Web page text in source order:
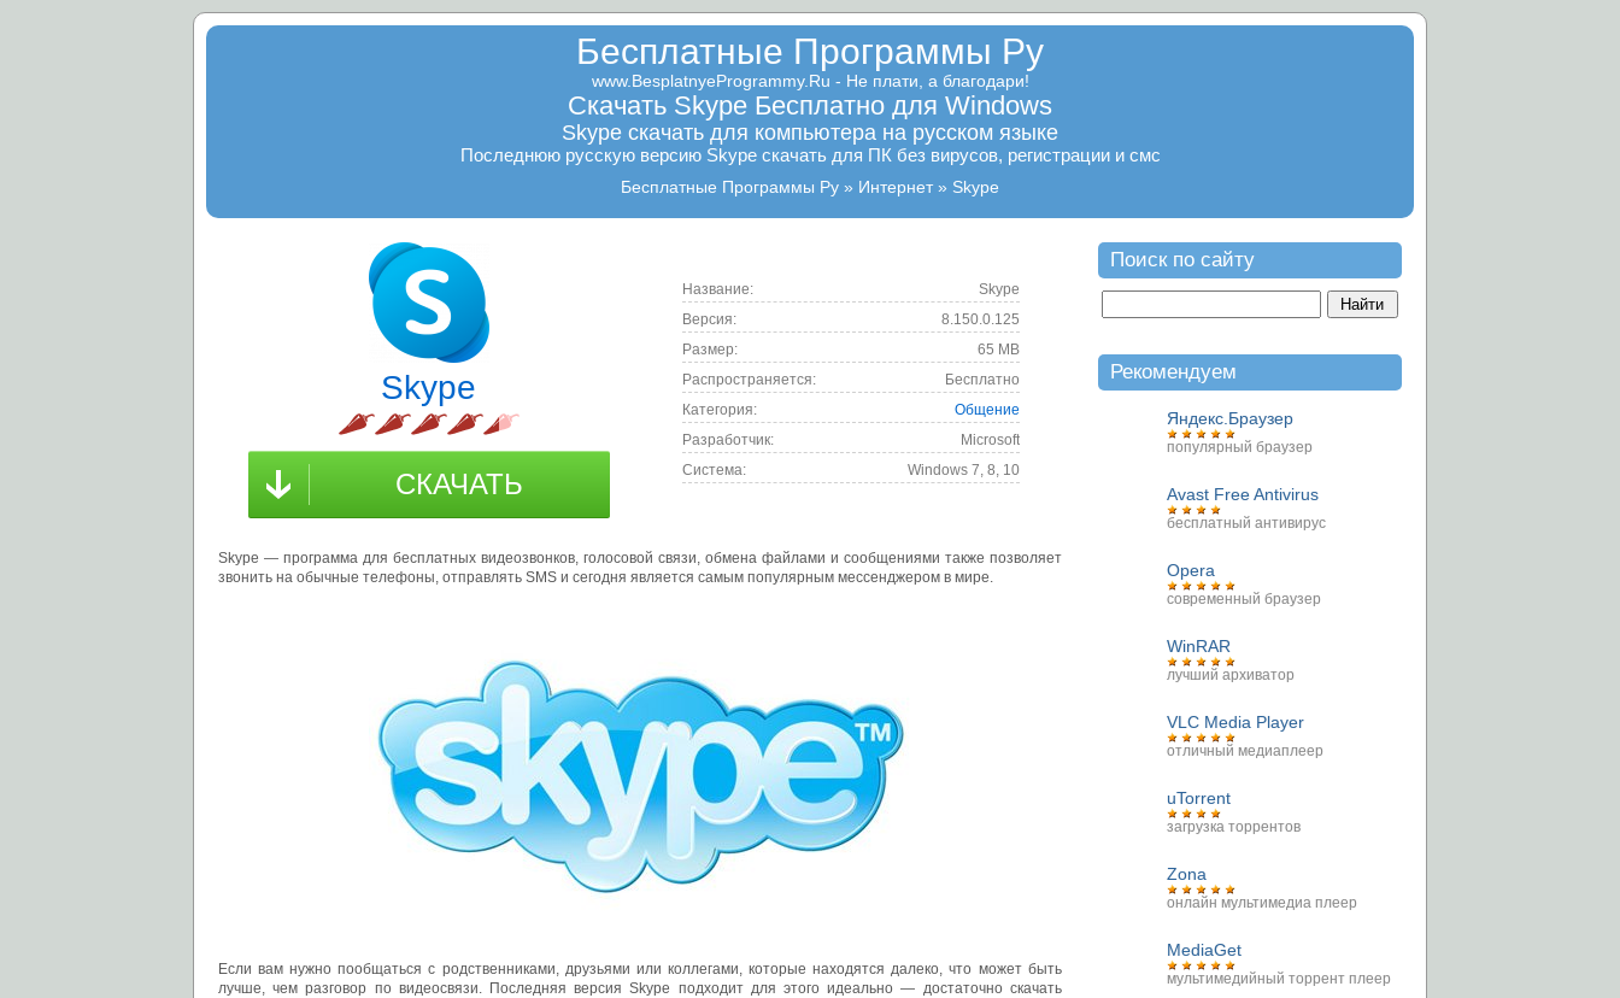
Бесплатные Программы Ру
www.BesplatnyeProgrammy.Ru - Не плати, а благодари!
Скачать Skype Бесплатно для Windows
Skype скачать для компьютера на русском языке
Последнюю русскую версию Skype скачать для ПК без вирусов, регистрации и смс
Бесплатные Программы Ру Интернет Skype
Skype
СКАЧАТЬ
Название:
Skype
Версия:
8.150.0.125
Размер:
65 MB
Распространяется:
Бесплатно
Категория:
Общение
Разработчик:
Microsoft
Cистема:
Windows 7, 8, 10
Skype — программа для бесплатных видеозвонков, голосовой связи, обмена файлами и сообщениями также позволяет
звонить на обычные телефоны, отправлять SMS и сегодня является самым популярным мессенджером в мире.
Если вам нужно пообщаться с родственниками, друзьями или коллегами, которые находятся далеко, что может быть
лучше, чем разговор по видеосвязи. Последняя версия Skype подходит для этого идеально — достаточно скачать
Поиск по сайту
Рекомендуем
Яндекс.Браузер
популярный браузер
Avast Free Antivirus
бесплатный антивирус
Opera
современный браузер
WinRAR
лучший архиватор
VLC Media Player
отличный медиаплеер
uTorrent
загрузка торрентов
Zona
онлайн мультимедиа плеер
MediaGet
мультимедийный торрент плеер